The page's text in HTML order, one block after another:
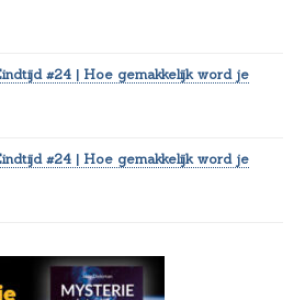
#24 | Hoe gemakkelijk word je
#24 | Hoe gemakkelijk word je